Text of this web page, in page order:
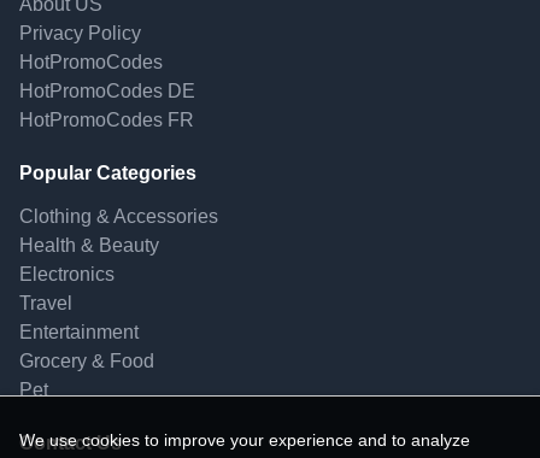
About US
Privacy Policy
HotPromoCodes
HotPromoCodes DE
HotPromoCodes FR
Popular Categories
Clothing & Accessories
Health & Beauty
Electronics
Travel
Entertainment
Grocery & Food
Pet
Contact Us
We use cookies to improve your experience and to analyze